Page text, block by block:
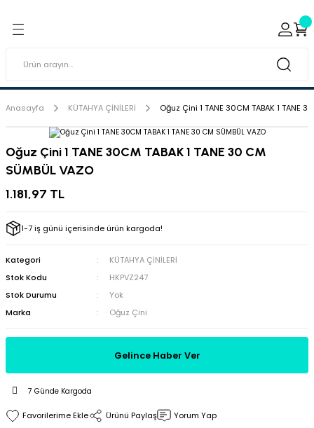
Porselen Boyaları (Toz
Boyaları
Kabartma Boyaları
Tabaklar
Anasayfa KÜTAHYA ÇİNİLERİ Oğuz Çini 1 TANE 30CM TABAK 1 TANE
Oğuz Çini 1 TANE 30CM TABAK 1 TANE 30 CM
SÜMBÜL VAZO
1.181,97 TL
1-7 iş günü içerisinde ürün kargoda!
Kategori
KÜTAHYA ÇİNİLERİ
Stok Kodu
HKPVZ247
Stok Durumu
Yok
Marka
Oğuz Çini
Gelince Haber Ver
7 Günde Kargoda
Ürünü Paylaş Yorum Yap